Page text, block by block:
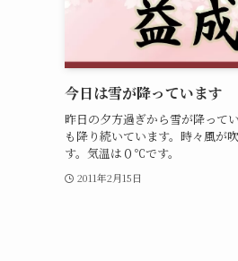
今日は雪が降っています
昨日の夕方過ぎから雪が降って
も降り続いています。時々風が
す。気温は０℃です。
2011年2月15日